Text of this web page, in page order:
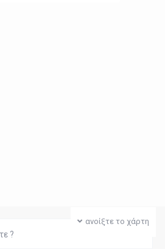
ανοίξτε το χάρτη
?